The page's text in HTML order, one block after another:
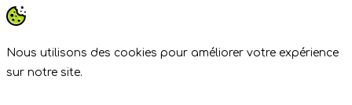
Nous utilisons des cookies pour améliorer votre expérience
sur notre site.